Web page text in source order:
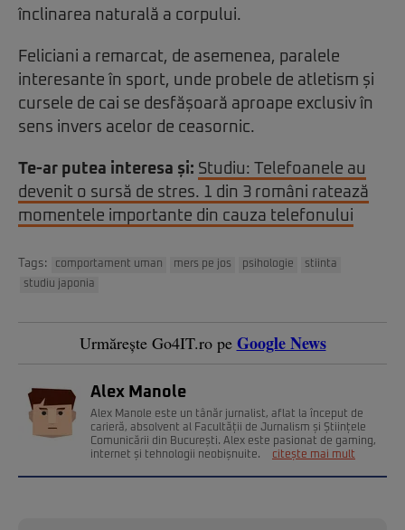
înclinarea naturală a corpului.
Feliciani a remarcat, de asemenea, paralele
interesante în sport, unde probele de atletism și
cursele de cai se desfășoară aproape exclusiv în
sens invers acelor de ceasornic.
Te-ar putea interesa și: Studiu: Telefoanele au
devenit o sursă de stres. 1 din 3 români ratează
momentele importante din cauza telefonului
Tags: comportament uman mers pe jos psihologie
stiinta
studiu japonia
Urmărește Go4IT.ro pe Google News
Alex Manole
Alex Manole este un tânăr jurnalist, aflat la început de
carieră, absolvent al Facultății de Jurnalism și Științele
Comunicării din București. Alex este pasionat de gaming,
internet și tehnologii neobișnuite.
citește mai mult